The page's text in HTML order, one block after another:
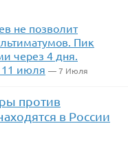
не позволит
Пик
через 4 дня.
11 июля — 7 Июля
против
в России